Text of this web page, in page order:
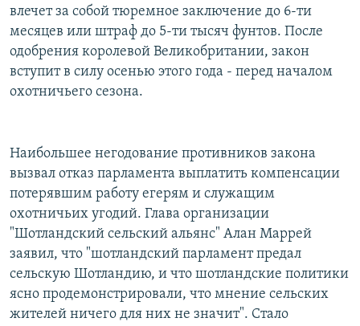
влечет за собой тюремное заключение до 6-ти
месяцев или штраф до 5-ти тысяч фунтов. После
одобрения королевой Великобритании, закон
вступит в силу осенью этого года - перед началом
охотничьего сезона.
Наибольшее негодование противников закона
вызвал отказ парламента выплатить компенсации
потерявшим работу егерям и служащим
охотничьих угодий. Глава организации
"Шотландский сельский альянс" Алан Маррей
заявил, что "шотландский парламент предал
сельскую Шотландию, и что шотландские политики
ясно продемонстрировали, что мнение сельских
жителей ничего для них не значит". Стало